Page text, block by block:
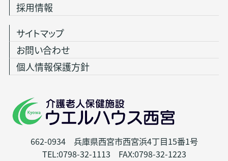
662-0934 兵庫県西宮市西宮浜4丁目15番1号
TEL:0798-32-1113 FAX:0798-32-1223
採用情報
サイトマップ
お問い合わせ
個人情報保護方針